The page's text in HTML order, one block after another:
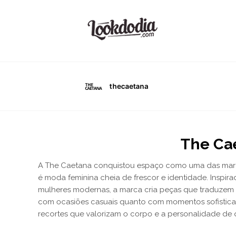
thecaetana
The
A The Caetana conquistou espaço como uma das
é moda feminina cheia de frescor e identidade.
mulheres modernas, a marca cria peças que
com ocasiões casuais quanto com momentos
recortes que valorizam o corpo e a personalidade de